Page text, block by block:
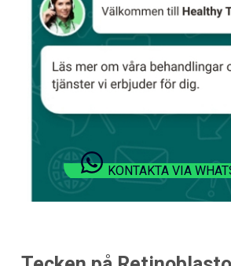
KONTAKTA VIA